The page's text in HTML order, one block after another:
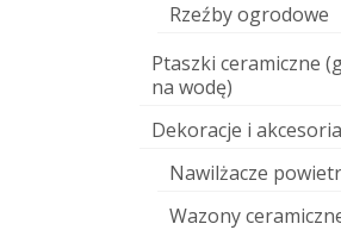
Rzeźby ogrodowe
Ptaszki ceramiczne
na wodę)
Dekoracje i akcesoria
Nawilżacze
Wazony